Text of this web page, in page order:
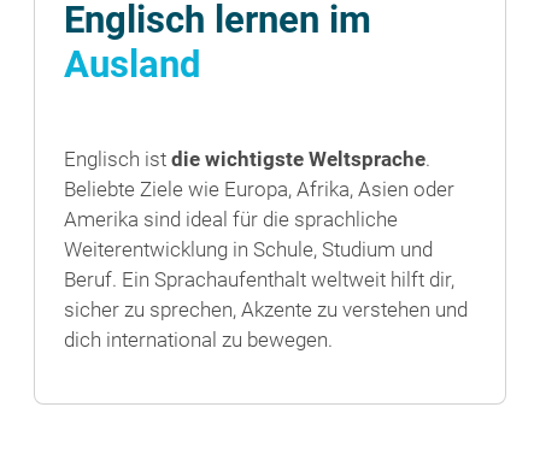
Englisch lernen im
Ausland
Englisch ist die wichtigste Weltsprache.
Beliebte Ziele wie Europa, Afrika, Asien oder
Amerika sind ideal für die sprachliche
Weiterentwicklung in Schule, Studium und
Beruf. Ein Sprachaufenthalt weltweit hilft dir,
sicher zu sprechen, Akzente zu verstehen und
dich international zu bewegen.